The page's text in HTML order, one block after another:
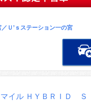
Ｕ’ｓステーション一の宮
マイル ＨＹＢＲＩＤ